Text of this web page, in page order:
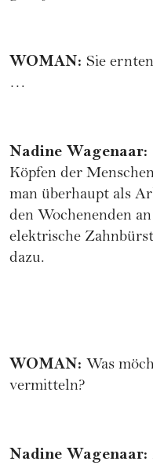
WOMAN: Sie
…
Nadine Wagenaar:
Köpfen der
man überhaupt als
den Wochenenden
elektrische
dazu.
WOMAN: Was
vermitteln?
Nadine Wagenaar: